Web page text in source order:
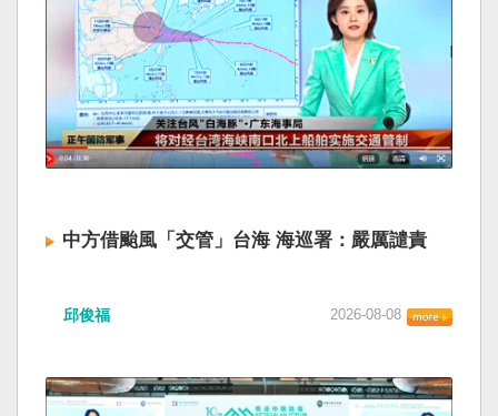
中方借颱風「交管」台海 海巡署：嚴厲譴責
邱俊福 2026-08-08